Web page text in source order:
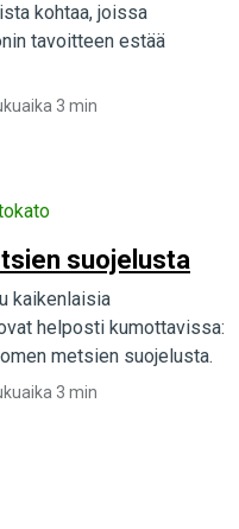
kohtaa, joissa
tavoitteen estää
3 min
suojelusta
kaikenlaisia
helposti kumottavissa:
metsien suojelusta.
3 min